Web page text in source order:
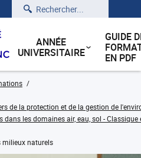
Rechercher
ANNÉE
UNIVERSITAIRE
GUIDE
EN PDF
de la protection et de la gestion de
dans les domaines air, eau, sol - Classique
milieux naturels